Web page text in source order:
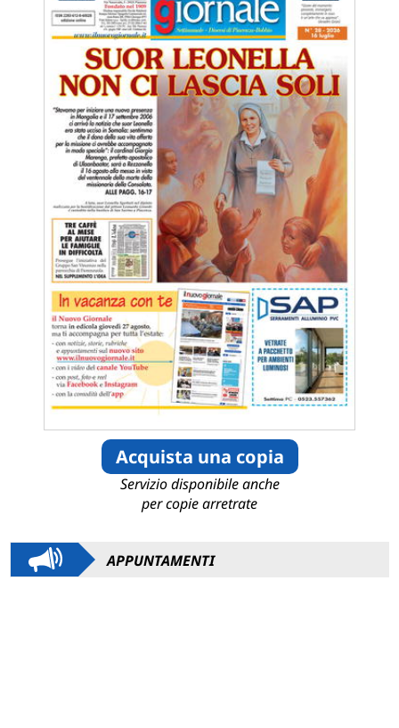
Acquista una copia
Servizio disponibile anche
per copie arretrate
APPUNTAMENTI